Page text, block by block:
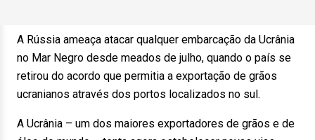
A Rússia ameaça atacar qualquer embarcação da Ucrânia
no Mar Negro desde meados de julho, quando o país se
retirou do acordo que permitia a exportação de grãos
ucranianos através dos portos localizados no sul.
A Ucrânia – um dos maiores exportadores de grãos e de